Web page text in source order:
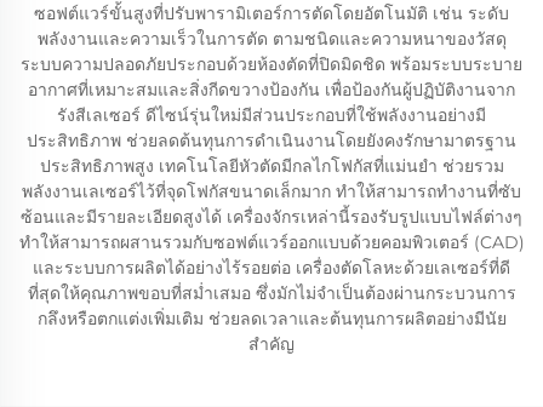
ซอฟต์แวร์ขั้นสูงที่ปรับพารามิเตอร์การตัดโดยอัตโนมัติ เช่น ระดับ
พลังงานและความเร็วในการตัด ตามชนิดและความหนาของวัสดุ
ระบบความปลอดภัยประกอบด้วยห้องตัดที่ปิดมิดชิด พร้อมระบบระบาย
อากาศที่เหมาะสมและสิ่งกีดขวางป้องกัน เพื่อป้องกันผู้ปฏิบัติงานจาก
รังสีเลเซอร์ ดีไซน์รุ่นใหม่มีส่วนประกอบที่ใช้พลังงานอย่างมี
ประสิทธิภาพ ช่วยลดต้นทุนการดำเนินงานโดยยังคงรักษามาตรฐาน
ประสิทธิภาพสูง เทคโนโลยีหัวตัดมีกลไกโฟกัสที่แม่นยำ ช่วยรวม
พลังงานเลเซอร์ไว้ที่จุดโฟกัสขนาดเล็กมาก ทำให้สามารถทำงานที่ซับ
ซ้อนและมีรายละเอียดสูงได้ เครื่องจักรเหล่านี้รองรับรูปแบบไฟล์ต่างๆ
ทำให้สามารถผสานรวมกับซอฟต์แวร์ออกแบบด้วยคอมพิวเตอร์ (CAD)
และระบบการผลิตได้อย่างไร้รอยต่อ เครื่องตัดโลหะด้วยเลเซอร์ที่ดี
ที่สุดให้คุณภาพขอบที่สม่ำเสมอ ซึ่งมักไม่จำเป็นต้องผ่านกระบวนการ
กลึงหรือตกแต่งเพิ่มเติม ช่วยลดเวลาและต้นทุนการผลิตอย่างมีนัย
สำคัญ